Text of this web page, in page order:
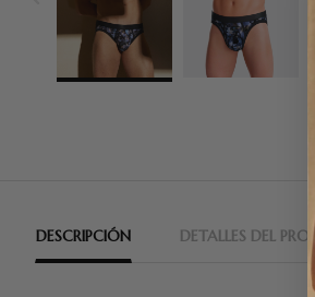
DESCRIPCIÓN DETALLES DEL